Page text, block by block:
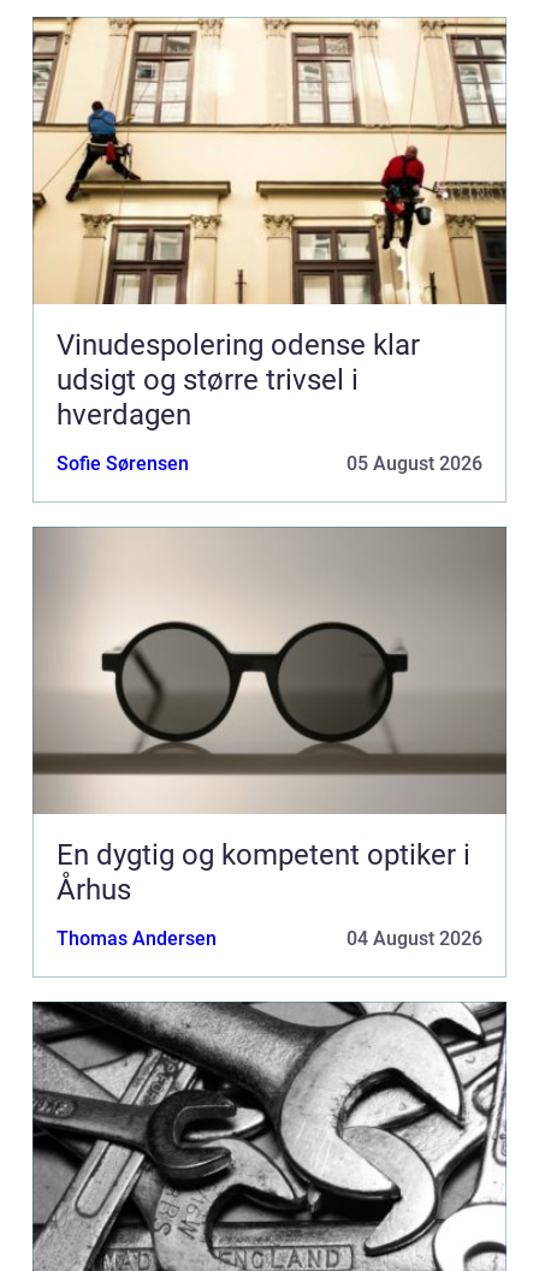
Vinudespolering odense klar
udsigt og større trivsel i
hverdagen
Sofie Sørensen 05 August 2026
En dygtig og kompetent optiker i
Århus
Thomas Andersen 04 August 2026